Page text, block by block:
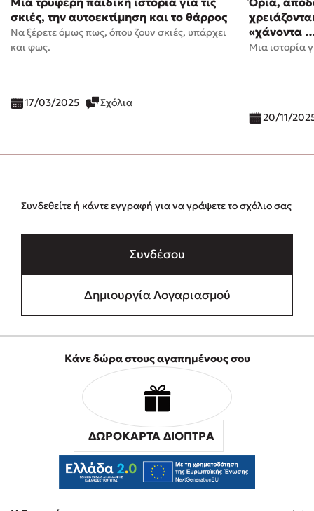
σκιές, την αυτοεκτίμηση και το θάρρος
Να ξέρετε όμως πως, όπου ζουν σκιές, υπάρχει
και φως.
17/03/2025 Σχόλια
«χάνοντα
Μια ιστορία
20/11/
Συνδεθείτε ή κάντε εγγραφή για να γράψετε το σχόλιο σας
Συνδέσου
Δημιουργία Λογαριασμού
Κάνε δώρα στους αγαπημένους σου
ΔΩΡΟΚΑΡΤΑ ΔΙΟΠΤΡΑ